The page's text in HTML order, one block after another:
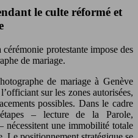
le culte réformé et
protestante impose des
de mariage.
de mariage à Genève
sur les zones autorisées,
possibles. Dans le cadre
– lecture de la Parole,
nécessitent une immobilité totale